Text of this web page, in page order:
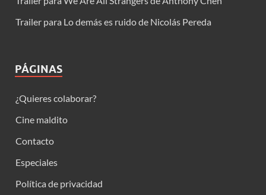
Trailer para Lo demás es ruido de Nicolás Pereda
PÁGINAS
¿Quieres colaborar?
Cine maldito
Contacto
Especiales
Política de privacidad